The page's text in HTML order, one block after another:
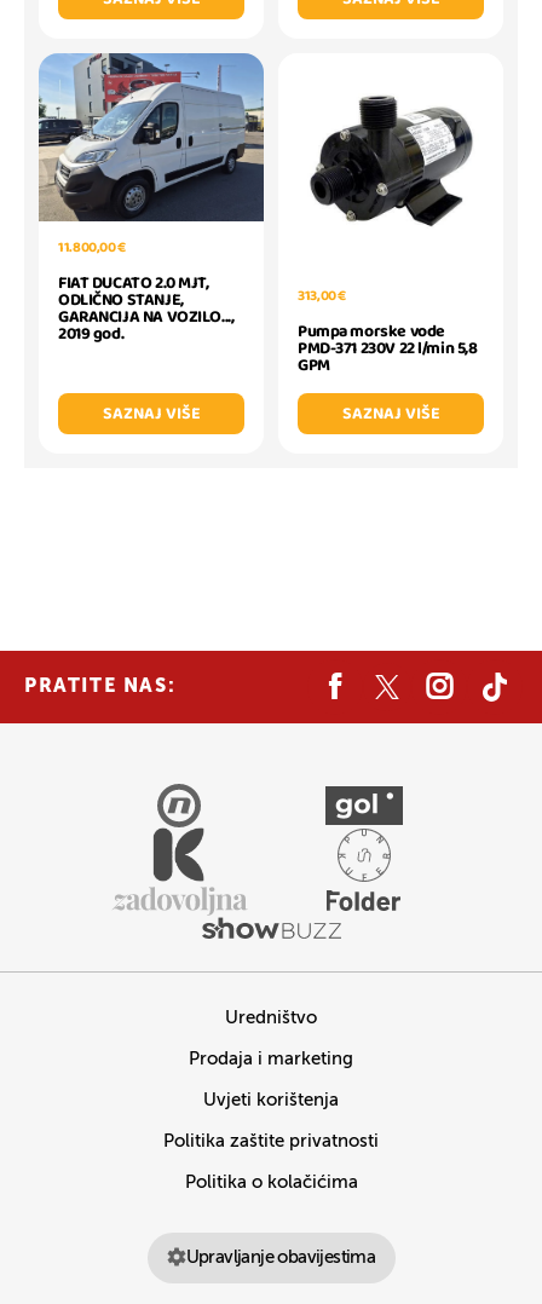
11.800,00 €
FIAT DUCATO 2.0 MJT,
ODLIČNO STANJE,
GARANCIJA NA VOZILO...,
2019 god.
SAZNAJ VIŠE
313,00 €
Pumpa morske vode
PMD-371 230V 22 l/min 5,8
GPM
SAZNAJ VIŠE
PRATITE NAS:
Uredništvo
Prodaja i marketing
Uvjeti korištenja
Politika zaštite privatnosti
Politika o kolačićima
Upravljanje obavijestima